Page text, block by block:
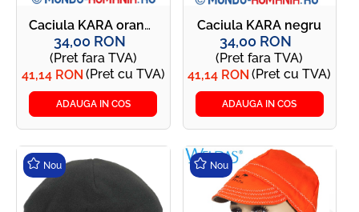
Caciula KARA orange
34,00 RON
(Pret fara TVA)
41,14 RON (Pret cu TVA)
ADAUGA IN COS
Caciula KARA negru
34,00 RON
(Pret fara TVA)
41,14 RON (Pret cu TVA)
ADAUGA IN COS
Nou Nou